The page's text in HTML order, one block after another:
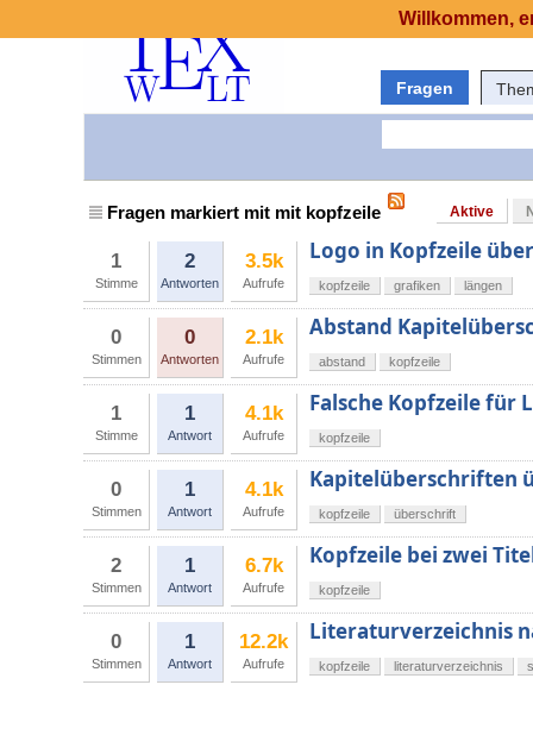
Fragen
Fragen markiert mit mit kopfzeile Aktive
1
Stimme
2
Antworten
3.5k
Aufrufe
Logo in Kopfzeile
kopfzeile grafiken längen
0
Stimmen
0
Antworten
2.1k
Aufrufe
Abstand
abstand kopfzeile
1
Stimme
1
Antwort
4.1k
Aufrufe
Falsche Kopfzeile für
kopfzeile
0
Stimmen
1
Antwort
4.1k
Aufrufe
Kapitelüberschriften
kopfzeile überschrift
2
Stimmen
1
Antwort
6.7k
Aufrufe
Kopfzeile bei zwei
kopfzeile
0
Stimmen
1
Antwort
12.2k
Aufrufe
Literaturverzeichnis
kopfzeile literaturverzeichnis
Willkommen,